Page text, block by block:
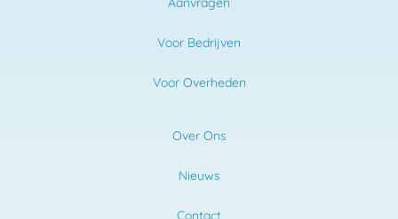
Voor Bedrijven
Voor Overheden
Over Ons
Nieuws
Contact